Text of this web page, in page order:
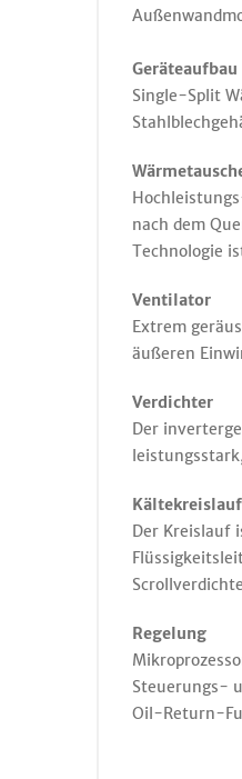
Geräteaufbau
Single-Split
nach dem
Technologie
Ventilator
Extrem
äußeren
Verdichter
Der
Kältekreislauf
Der Kreislauf
Regelung
Steuerungs-
Oil-Return-